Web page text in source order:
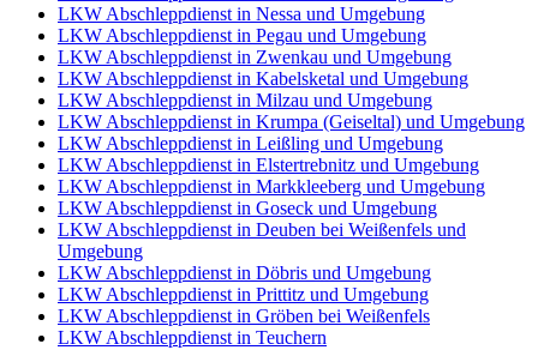
LKW Abschleppdienst in Nessa und Umgebung
LKW Abschleppdienst in Pegau und Umgebung
LKW Abschleppdienst in Zwenkau und Umgebung
LKW Abschleppdienst in Kabelsketal und Umgebung
LKW Abschleppdienst in Milzau und Umgebung
LKW Abschleppdienst in Krumpa (Geiseltal) und Umgebung
LKW Abschleppdienst in Leißling und Umgebung
LKW Abschleppdienst in Elstertrebnitz und Umgebung
LKW Abschleppdienst in Markkleeberg und Umgebung
LKW Abschleppdienst in Goseck und Umgebung
LKW Abschleppdienst in Deuben bei Weißenfels und
Umgebung
LKW Abschleppdienst in Döbris und Umgebung
LKW Abschleppdienst in Prittitz und Umgebung
LKW Abschleppdienst in Gröben bei Weißenfels
LKW Abschleppdienst in Teuchern